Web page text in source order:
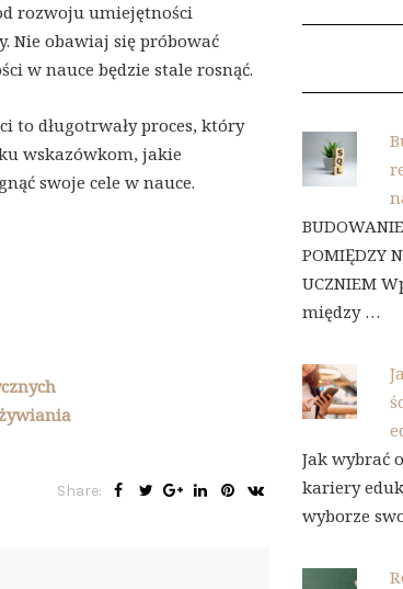
rozwoju umiejętności
Nie obawiaj się próbować
w nauce będzie stale rosnąć.
to długotrwały proces, który
wskazówkom, jakie
swoje cele w nauce.
Share:
POMIĘDZY
UCZNIEM
między …
Jak wybrać
kariery
wyborze